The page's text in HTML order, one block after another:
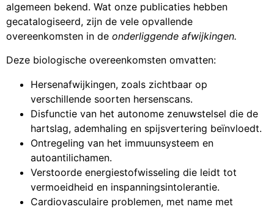
algemeen bekend. Wat onze publicaties hebben
gecatalogiseerd, zijn de vele opvallende
overeenkomsten in de onderliggende afwijkingen.
Deze biologische overeenkomsten omvatten:
Hersenafwijkingen, zoals zichtbaar op
verschillende soorten hersenscans.
Disfunctie van het autonome zenuwstelsel die de
hartslag, ademhaling en spijsvertering beïnvloedt.
Ontregeling van het immuunsysteem en
autoantilichamen.
Verstoorde energiestofwisseling die leidt tot
vermoeidheid en inspanningsintolerantie.
Cardiovasculaire problemen, met name met